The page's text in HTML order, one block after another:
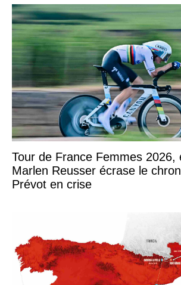
Tour de France Femmes 2026,
Marlen Reusser écrase le
Prévot en crise